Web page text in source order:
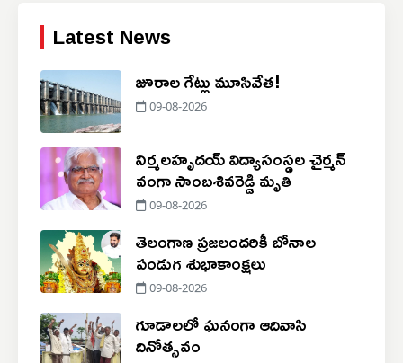
Latest News
జూరాల గేట్లు మూసివేత!
09-08-2026
నిర్మలహృదయ్ విద్యాసంస్థల చైర్మన్
వంగా సాంబశివరెడ్డి మృతి
09-08-2026
తెలంగాణ ప్రజలందరికీ బోనాల
పండుగ శుభాకాంక్షలు
09-08-2026
గూడాలలో ఘనంగా ఆదివాసి
దినోత్సవం